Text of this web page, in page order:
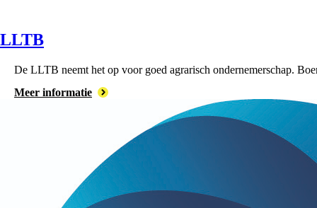
LLTB
De LLTB neemt het op voor goed agrarisch ondernemerschap.
Meer informatie